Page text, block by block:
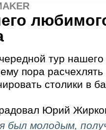
тур
пора расчехлять
столики в
Юрий
был молодым,